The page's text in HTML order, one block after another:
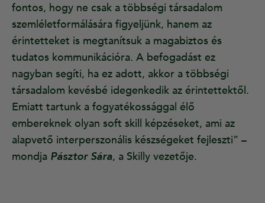
fontos, hogy ne csak a többségi társadalom
szemléletformálására figyeljünk, hanem az
érintetteket is megtanítsuk a magabiztos és
tudatos kommunikációra. A befogadást ez
nagyban segíti, ha ez adott, akkor a többségi
társadalom kevésbé idegenkedik az érintettektől.
Emiatt tartunk a fogyatékossággal élő
embereknek olyan soft skill képzéseket, ami az
alapvető interperszonális készségeket fejleszti” –
mondja Pásztor Sára, a Skilly vezetője.